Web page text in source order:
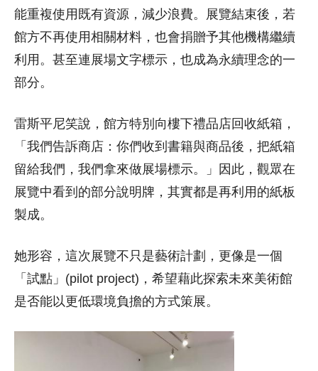
能重複使用既有資源，減少浪費。展覽結束後，若
館方不再使用相關材料，也會捐贈予其他機構繼續
利用。甚至連展場文字標示，也成為永續理念的一
部分。
雷斯平尼笑說，館方特別向樓下禮品店回收紙箱，
「我們告訴商店：你們收到書籍與商品後，把紙箱
留給我們，我們拿來做展場標示。」因此，觀眾在
展覽中看到的部分說明牌，其實都是再利用的紙板
製成。
她形容，這次展覽不只是藝術計劃，更像是一個
「試點」(pilot project)，希望藉此探索未來美術館
是否能以更低環境負擔的方式策展。